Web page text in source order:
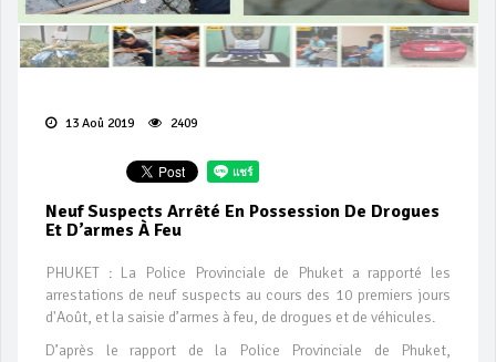
13 Aoû 2019 2409
Neuf Suspects Arrêté En Possession De Drogues
Et D’armes À Feu
PHUKET : La Police Provinciale de Phuket a rapporté les
arrestations de neuf suspects au cours des 10 premiers jours
d'Août, et la saisie d’armes à feu, de drogues et de véhicules.
D’après le rapport de la Police Provinciale de Phuket,